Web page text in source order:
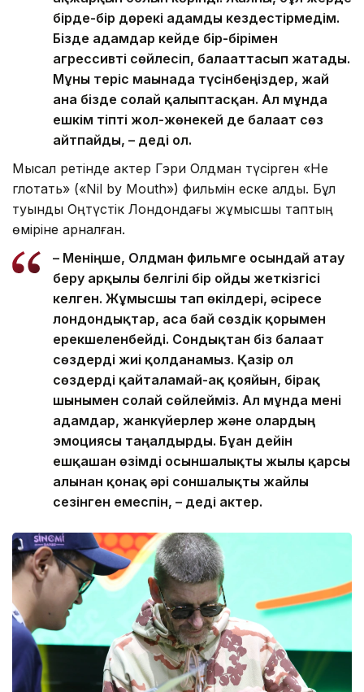
бірде-бір дөрекі адамды кездестірмедім.
Бізде адамдар кейде бір-бірімен
агрессивті сөйлесіп, балағаттасып жатады.
Мұны теріс мағынада түсінбеңіздер, жай
ғана бізде солай қалыптасқан. Ал мұнда
ешкім тіпті жол-жөнекей де балағат сөз
айтпайды, – деді ол.
Мысал ретінде актер Гэри Олдман түсірген «Не
глотать» («Nil by Mouth») фильмін еске алды. Бұл
туынды Оңтүстік Лондондағы жұмысшы таптың
өміріне арналған.
– Меніңше, Олдман фильмге осындай атау
беру арқылы белгілі бір ойды жеткізгісі
келген. Жұмысшы тап өкілдері, әсіресе
лондондықтар, аса бай сөздік қорымен
ерекшеленбейді. Сондықтан біз балағат
сөздерді жиі қолданамыз. Қазір ол
сөздерді қайталамай-ақ қояйын, бірақ
шынымен солай сөйлейміз. Ал мұнда мені
адамдар, жанкүйерлер және олардың
эмоциясы таңғалдырды. Бұған дейін
ешқашан өзімді осыншалықты жылы қарсы
алынған қонақ әрі соншалықты жайлы
сезінген емеспін, – деді актер.